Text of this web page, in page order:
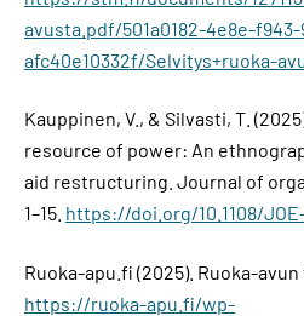
avusta.pdf/501a0182-4e8e-
afc40e10332f/Selvitys+ruoka-
Kauppinen, V., & Silvasti, T.
resource of power: An
aid restructuring. Journal of
1–15. https://doi.org/10.1108/
Ruoka-apu.fi (2025). Ruoka-
https://ruoka-apu.fi/wp-